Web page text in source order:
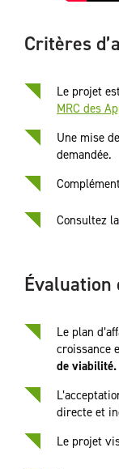
Critères
Le projet
MRC des
Une mise
demandée.
Consultez la
Évaluation
Le plan
croissance
de viabilité.
directe et
Le projet